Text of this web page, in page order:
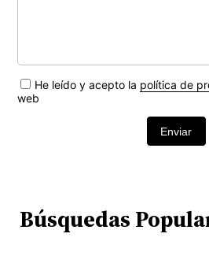
He leído y acepto la política de
web
Enviar
Búsquedas